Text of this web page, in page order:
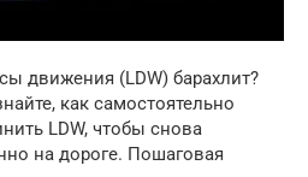
движения (LDW) барахлит?
как самостоятельно
LDW, чтобы снова
на дороге. Пошаговая